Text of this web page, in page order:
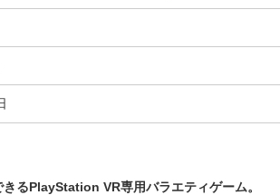
るPlayStation VR専用バラエティゲーム。